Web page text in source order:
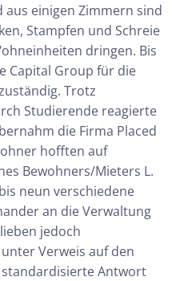
einigen Zimmern sind
, Stampfen und Schreie
dringen. Bis
Capital Group für die
Trotz
Studierende reagierte
die Firma Placed
hofften auf
Bewohners/Mieters L.
neun verschiedene
an die Verwaltung
jedoch
Verweis auf den
Antwort